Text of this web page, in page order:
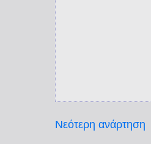
Νεότερη ανάρτηση